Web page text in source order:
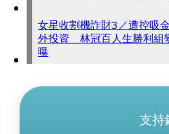
女星收割機詐財3／遭控吸
外投資 林冠百人生勝利組
曝
支持